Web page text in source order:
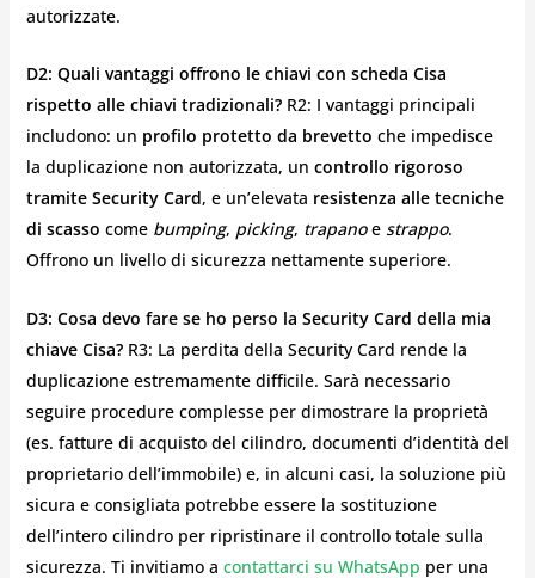
autorizzate.
D2: Quali vantaggi offrono le chiavi con scheda Cisa
rispetto alle chiavi tradizionali?R2: I vantaggi principali
includono: un profilo protetto da brevetto che impedisce
la duplicazione non autorizzata, un controllo rigoroso
tramite Security Card, e un’elevata resistenza alle tecniche
di scasso come bumping, picking, trapanoe strappo.
Offrono un livello di sicurezza nettamente superiore.
D3: Cosa devo fare se ho perso la Security Card della mia
chiave Cisa?R3: La perdita della Security Card rende la
duplicazione estremamente difficile. Sarà necessario
seguire procedure complesse per dimostrare la proprietà
(es. fatture di acquisto del cilindro, documenti d’identità del
proprietario dell’immobile) e, in alcuni casi, la soluzione più
sicura e consigliata potrebbe essere la sostituzione
dell’intero cilindro per ripristinare il controllo totale sulla
sicurezza. Ti invitiamo a contattarci su WhatsApp per una